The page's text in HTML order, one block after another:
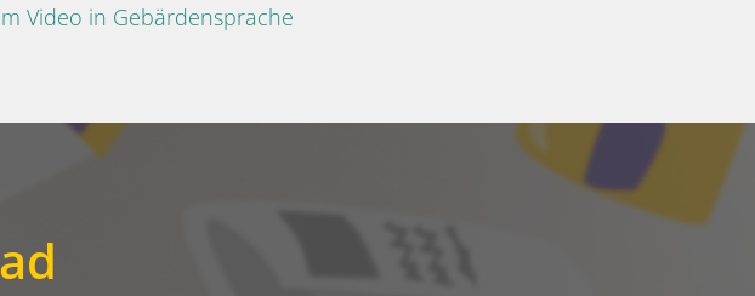
Video in Gebärdensprache